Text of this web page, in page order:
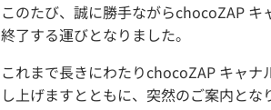
このたび、誠に勝手ながらchocoZAP
終了する運びとなりました。
これまで長きにわたりchocoZAP キャ
し上げますとともに、突然のご案内とな